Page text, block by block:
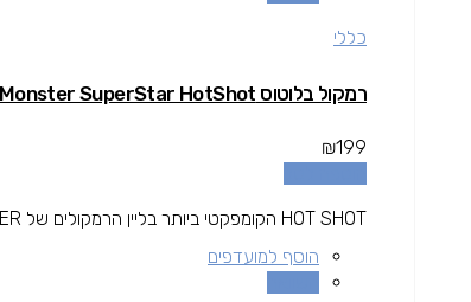
כללי
רמקול בלוטוס Monster SuperStar HotShot שחור/זהב
₪199
HOT SHOT הקומפקטי ביותר בליין הרמקולים של MONSTER גודלו כגודל אגרוףֿ, קטן מספיק כדי להתלות על תיק גב אך עדין...
הוסף למועדפים